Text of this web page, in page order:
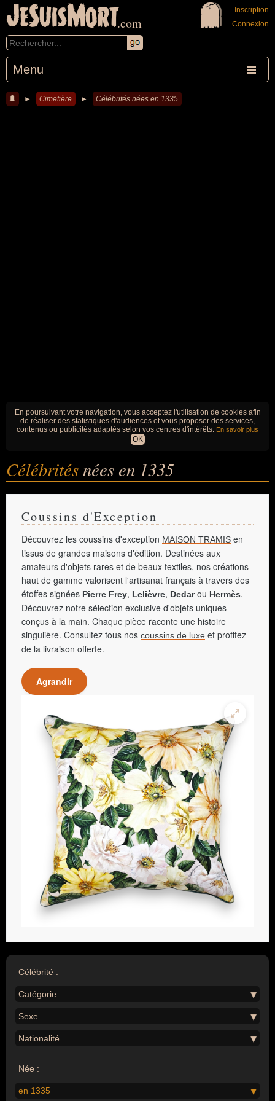
JeSuisMort.com
Menu
Inscription
Connexion
► Cimetière ► Célébrités nées en 1335
En poursuivant votre navigation, vous acceptez l'utilisation de cookies afin
de réaliser des statistiques d'audiences et vous proposer des services,
contenus ou publicités adaptés selon vos centres d'intérêts. En savoir plus
OK
Célébritésnées en 1335
Coussins d'Exception
Découvrez les coussins d'exception MAISON TRAMIS en
tissus de grandes maisons d'édition. Destinées aux
amateurs d'objets rares et de beaux textiles, nos créations
haut de gamme valorisent l'artisanat français à travers des
étoffes signées Pierre Frey, Lelièvre, Dedarou Hermès.
Découvrez notre sélection exclusive d'objets uniques
conçus à la main. Chaque pièce raconte une histoire
singulière. Consultez tous nos coussins de luxe et profitez
de la livraison offerte.
Agrandir
Célébrité :
Catégorie
Sexe
Nationalité
Née :
en 1335